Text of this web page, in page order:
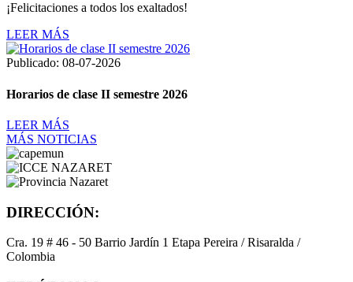
¡Felicitaciones a todos los exaltados!
LEER MÁS
Publicado: 08-07-2026
Horarios de clase II semestre 2026
LEER MÁS
MÁS NOTICIAS
DIRECCIÓN:
Cra. 19 # 46 - 50 Barrio Jardín 1 Etapa Pereira / Risaralda /
Colombia